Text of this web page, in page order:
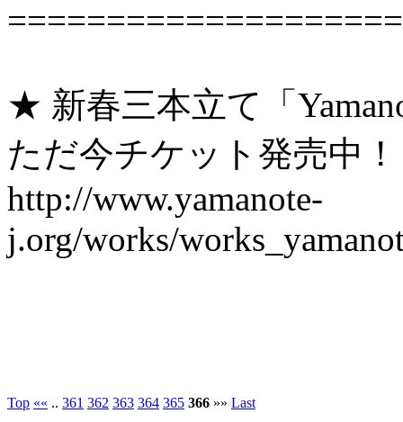
★ 新春三本立て「
ただ今チケット発売中！
http://www.yamanote-
j.org/works/
Top «« .. 361 362 363 364 365 366 »» Last